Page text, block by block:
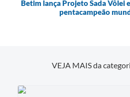
Betim lança Projeto Sada Vôlei
pentacampeão
VEJA MAIS da